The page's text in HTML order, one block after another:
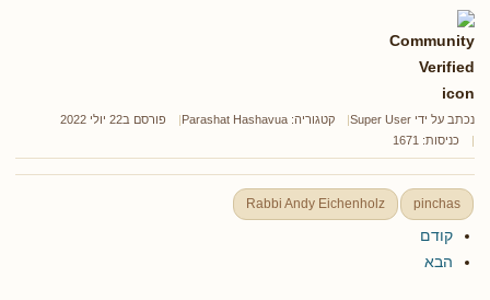
נכתב על ידי Super User קטגוריה: Parashat Hashavua
פורסם ב22 יולי 2022
כניסות: 1671
pinchas
Rabbi Andy Eichenholz
קודם
הבא